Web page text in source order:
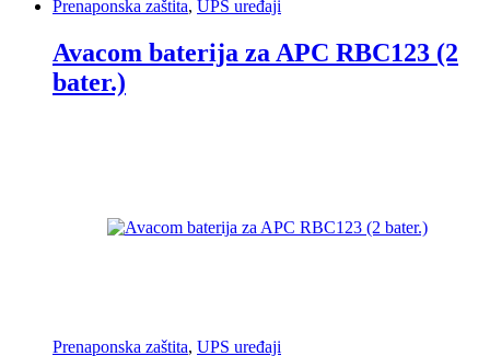
Prenaponska zaštita, UPS uređaji
Avacom baterija za APC RBC123 (2
bater.)
Prenaponska zaštita, UPS uređaji